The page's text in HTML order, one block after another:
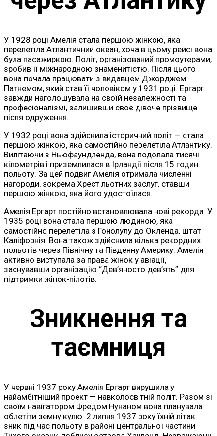
У 1928 році Амелія стала першою жінкою, яка
перелетіла Атлантичний океан, хоча в цьому рейсі вона
була пасажиркою. Політ, організований промоутерами,
зробив її міжнародною знаменитістю. Після цього
вона почала працювати з видавцем Джорджем
Патнемом, який став її чоловіком у 1931 році. Ергарт
завжди наголошувала на своїй незалежності та
професіоналізмі, залишивши своє дівоче прізвище
після одруження.
У 1932 році вона здійснила історичний політ — стала
першою жінкою, яка самостійно перелетіла Атлантику.
Вилітаючи з Ньюфаундленда, вона подолала тисячі
кілометрів і приземлилася в Ірландії після 15 годин
польоту. За цей подвиг Амелія отримала численні
нагороди, зокрема Хрест льотних заслуг, ставши
першою жінкою, яка його удостоїлася.
Амелія Ергарт постійно встановлювала нові рекорди. У
1935 році вона стала першою людиною, яка
самостійно перелетіла з Гонолулу до Окленда, штат
Каліфорнія. Вона також здійснила кілька рекордних
польотів через Північну та Південну Америку. Амелія
активно виступала за права жінок у авіації,
заснувавши організацію “Дев’яносто дев’ять” для
підтримки жінок-пілотів.
Зникнення та
таємниця
У червні 1937 року Амелія Ергарт вирушила у
найамбітніший проект — навколосвітній політ. Разом зі
своїм навігатором Фредом Нунаном вона планувала
облетіти земну кулю. 2 липня 1937 року їхній літак
зник під час польоту в районі центральної частини